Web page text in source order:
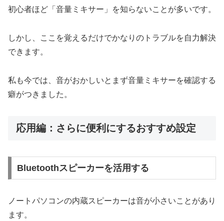
初心者ほど「音量ミキサー」を知らないことが多いです。
しかし、ここを覚えるだけでかなりのトラブルを自力解決
できます。
私も今では、音がおかしいとまず音量ミキサーを確認する
癖がつきました。
応用編：さらに便利にするおすすめ設定
Bluetoothスピーカーを活用する
ノートパソコンの内蔵スピーカーは音が小さいことがあり
ます。